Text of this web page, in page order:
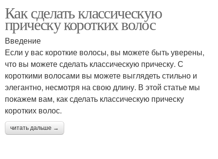
Как сделать классическую
прическу коротких волос
Введение
Если у вас короткие волосы, вы можете быть уверены,
что вы можете сделать классическую прическу. С
короткими волосами вы можете выглядеть стильно и
элегантно, несмотря на свою длину. В этой статье мы
покажем вам, как сделать классическую прическу
коротких волос.
читать дальше →